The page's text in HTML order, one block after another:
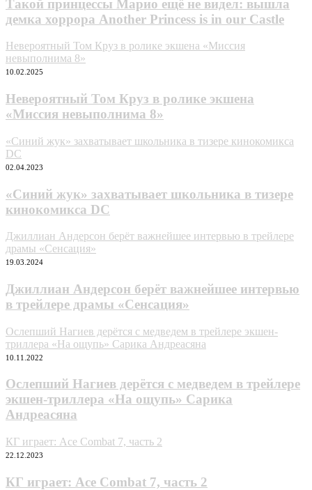
Такой принцессы Марио ещё не видел: вышла
демка хоррора Another Princess is in our Castle
Невероятный Том Круз в ролике экшена «Миссия
невыполнима 8»
10.02.2025
Невероятный Том Круз в ролике экшена
«Миссия невыполнима 8»
«Синий жук» захватывает школьника в тизере кинокомикса
DC
02.04.2023
«Синий жук» захватывает школьника в тизере
кинокомикса DC
Джиллиан Андерсон берёт важнейшее интервью в трейлере
драмы «Сенсация»
19.03.2024
Джиллиан Андерсон берёт важнейшее интервью
в трейлере драмы «Сенсация»
Ослепший Нагиев дерётся с медведем в трейлере экшен-
триллера «На ощупь» Сарика Андреасяна
10.11.2022
Ослепший Нагиев дерётся с медведем в трейлере
экшен-триллера «На ощупь» Сарика
Андреасяна
КГ играет: Ace Combat 7, часть 2
22.12.2023
КГ играет: Ace Combat 7, часть 2